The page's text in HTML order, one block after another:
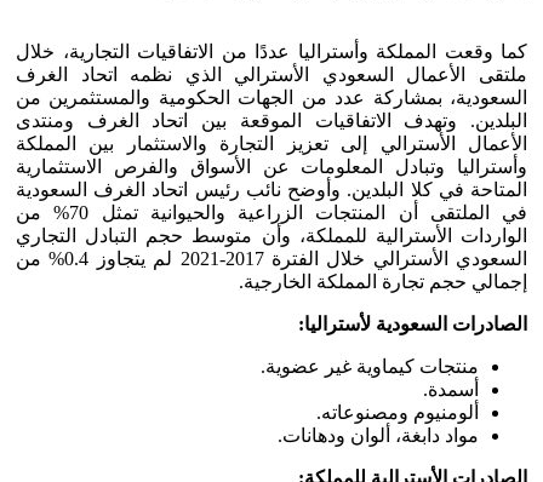
كما وقعت المملكة وأستراليا عددًا من الاتفاقيات التجارية، خلال
ملتقى الأعمال السعودي الأسترالي الذي نظمه اتحاد الغرف
السعودية، بمشاركة عدد من الجهات الحكومية والمستثمرين من
البلدين. وتهدف الاتفاقيات الموقعة بين اتحاد الغرف ومنتدى
الأعمال الأسترالي إلى تعزيز التجارة والاستثمار بين المملكة
وأستراليا وتبادل المعلومات عن الأسواق والفرص الاستثمارية
المتاحة في كلا البلدين. وأوضح نائب رئيس اتحاد الغرف السعودية
في الملتقى أن المنتجات الزراعية والحيوانية تمثل 70% من
الواردات الأسترالية للمملكة، وأن متوسط حجم التبادل التجاري
السعودي الأسترالي خلال الفترة 2017-2021 لم يتجاوز 0.4% من
إجمالي حجم تجارة المملكة الخارجية.
الصادرات السعودية لأستراليا:
منتجات كيماوية غير عضوية.
أسمدة.
ألومنيوم ومصنوعاته.
مواد دابغة، ألوان ودهانات.